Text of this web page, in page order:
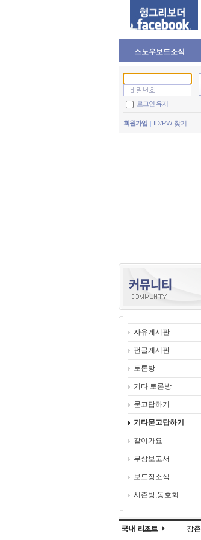
스노우보드소식
로그인 유지
회원가입 ID/PW 찾기
자유게시판
펀글게시판
토론방
기타 토론방
묻고답하기
기타묻고답하기
같이가요
부상보고서
보드장소식
시즌방,동호회
강촌